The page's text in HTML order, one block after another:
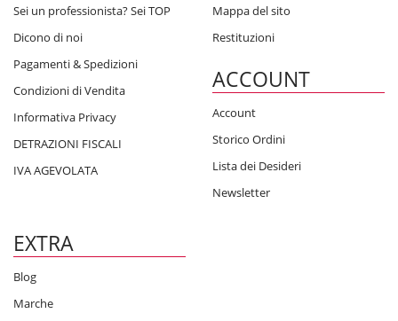
Sei un professionista? Sei TOP
Dicono di noi
Pagamenti & Spedizioni
Condizioni di Vendita
Informativa Privacy
DETRAZIONI FISCALI
IVA AGEVOLATA
Mappa del sito
Restituzioni
ACCOUNT
Account
Storico Ordini
Lista dei Desideri
Newsletter
EXTRA
Blog
Marche